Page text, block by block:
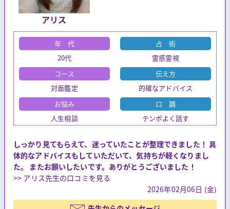
アリス
年 代
20代
コース
対面鑑定
お悩み
人生相談
占 術
霊感霊視
伝え方
的確なアドバイス
口 調
テンポよく話す
しっかり見てもらえて、迷っていたことが整理できました！ 具
体的なアドバイスもしていただいて、気持ちが軽くなりまし
た。 またお願いしたいです。ありがとうございました！
>> アリス先生の口コミを見る
2026年02月06日 (金)